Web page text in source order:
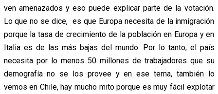
ven amenazados y eso puede explicar parte de la votación.
Lo que no se dice, es que Europa necesita de la inmigración
porque la tasa de crecimiento de la población en Europa y en
Italia es de las más bajas del mundo. Por lo tanto, el país
necesita por lo menos 50 millones de trabajadores que su
demografía no se los provee y en ese tema, también lo
vemos en Chile, hay mucho mito porque es muy fácil explotar